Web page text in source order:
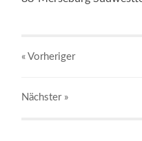
« Vorheriger
Nächster »